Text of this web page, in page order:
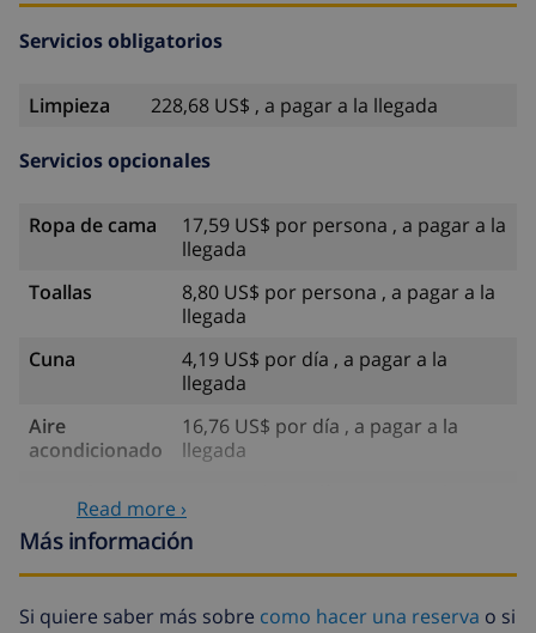
Servicios obligatorios
Limpieza 228,68 US$ , a pagar a la llegada
Servicios opcionales
Ropa de cama
17,59 US$ por persona , a pagar a la
llegada
Toallas
8,80 US$ por persona , a pagar a la
llegada
Cuna
4,19 US$ por día , a pagar a la
llegada
Aire
acondicionado
16,76 US$ por día , a pagar a la
llegada
llegada
llegada
Toallas extra
8,80 US$ por persona , a pagar a la
Read more ›
Más información
Si quiere saber más sobre como hacer una reserva o si